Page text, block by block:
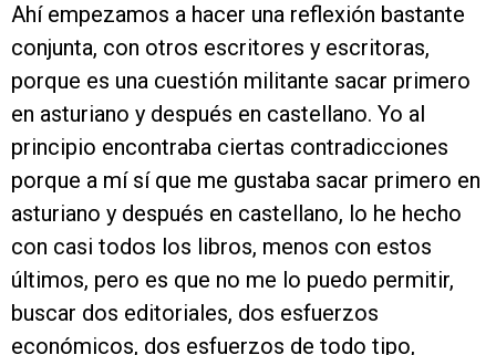
Ahí empezamos a hacer una reflexión bastante
conjunta, con otros escritores y escritoras,
porque es una cuestión militante sacar primero
en asturiano y después en castellano. Yo al
principio encontraba ciertas contradicciones
porque a mí sí que me gustaba sacar primero en
asturiano y después en castellano, lo he hecho
con casi todos los libros, menos con estos
últimos, pero es que no me lo puedo permitir,
buscar dos editoriales, dos esfuerzos
económicos, dos esfuerzos de todo tipo,